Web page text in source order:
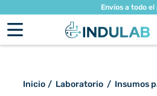
Envíos a todo el
Inicio / Laboratorio / Insumos